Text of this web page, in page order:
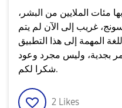
مئات الملايين من البشر،
غريب إلى الآن لم يتم
شكرا لكم.
2 Likes